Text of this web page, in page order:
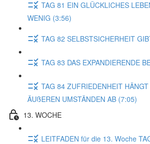
TAG 81 EIN GLÜCKLICHES
WENIG (3:56)
TAG 82 SELBSTSICHERHEIT
TAG 83 DAS EXPANDIERENDE
TAG 84 ZUFRIEDENHEIT
ÄUßEREN UMSTÄNDEN AB (7:05)
13. WOCHE
LEITFADEN für die 13. Woche